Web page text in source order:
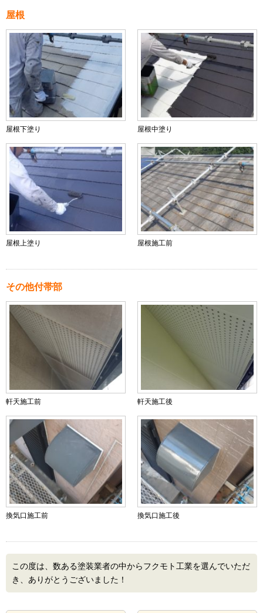
屋根
屋根下塗り 屋根中塗り
屋根上塗り 屋根施工前
その他付帯部
軒天施工前 軒天施工後
換気口施工前 換気口施工後
この度は、数ある塗装業者の中からフクモト工業を選んでいただ
き、ありがとうございました！